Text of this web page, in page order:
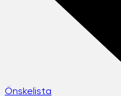
Önskelista